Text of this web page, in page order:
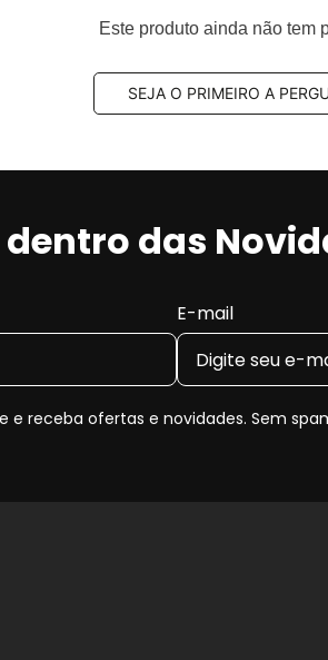
para veículos que exigem
alto
nas rodas.
progressiva e eficiente,
de fuligem, características
de Freio Cerâmica
de compostos convencionais.
limpas por mais tempo.
durante a frenagem.
compatível
, a pastilha de freio
padrões técnicos e de qualidade
Traseira Cerâmica?
Este produto ainda não tem
SEJA O PRIMEIRO A
das
E-mail
e receba ofertas e novidades. Sem